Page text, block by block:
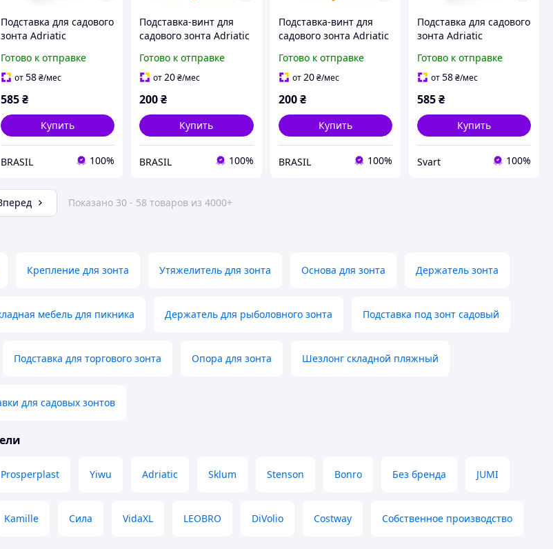
Подставка для садового
зонта Adriatic
квадратная, антрацит,
18 л :BRASIL:
Готово к отправке
от58₴/мес
585₴
Купить
BRASIL 100%
Подставка-винт для
садового зонта Adriatic
43 см :BRASIL:
Готово к отправке
от20₴/мес
200₴
Купить
BRASIL 100%
Подставка-винт для
садового зонта Adriatic
см :BRASIL:
Готово к отправке
от20 ₴/мес
200 ₴
Купить
BRASIL 100%
Подставка для садового
зонта Adriatic
квадратная, антрацит,
18 л /Svart/ -stunning-
Готово к отправке
от58₴/мес
585₴
Купить
Svart 100%
Показано 30 - 58 товаров из 4000+
Крепление для зонта Утяжелитель для зонта Основа для зонта Держатель зонта
мебель для пикника Держатель для рыболовного зонта Подставка под зонт садовый
Подставка для торгового зонта Опора для зонта Шезлонг складной пляжный
для садовых зонтов
Prosperplast Yiwu Adriatic Sklum Stenson Bonro Без бренда JUMI
Kamille Сила VidaXL LEOBRO DiVolio Costway Собственное производство